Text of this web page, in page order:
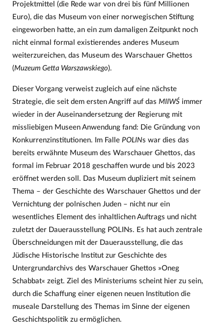
Projektmittel (die Rede war von drei bis fünf Millionen
Euro), die das Museum von einer norwegischen Stiftung
eingeworben hatte, an ein zum damaligen Zeitpunkt noch
nicht einmal formal existierendes anderes Museum
weiterzureichen, das Museum des Warschauer Ghettos
(Muzeum Getta Warszawskiego).
Dieser Vorgang verweist zugleich auf eine nächste
Strategie, die seit dem ersten Angriff auf das MIIWŚimmer
wieder in der Auseinandersetzung der Regierung mit
missliebigen Museen Anwendung fand: Die Gründung von
Konkurrenzinstitutionen. Im Falle POLINs war dies das
bereits erwähnte Museum des Warschauer Ghettos, das
formal im Februar 2018 geschaffen wurde und bis 2023
eröffnet werden soll. Das Museum dupliziert mit seinem
Thema – der Geschichte des Warschauer Ghettos und der
Vernichtung der polnischen Juden – nicht nur ein
wesentliches Element des inhaltlichen Auftrags und nicht
zuletzt der Dauerausstellung POLINs. Es hat auch zentrale
Überschneidungen mit der Dauerausstellung, die das
Jüdische Historische Institut zur Geschichte des
Untergrundarchivs des Warschauer Ghettos »Oneg
Schabbat« zeigt. Ziel des Ministeriums scheint hier zu sein,
durch die Schaffung einer eigenen neuen Institution die
museale Darstellung des Themas im Sinne der eigenen
Geschichtspolitik zu ermöglichen.